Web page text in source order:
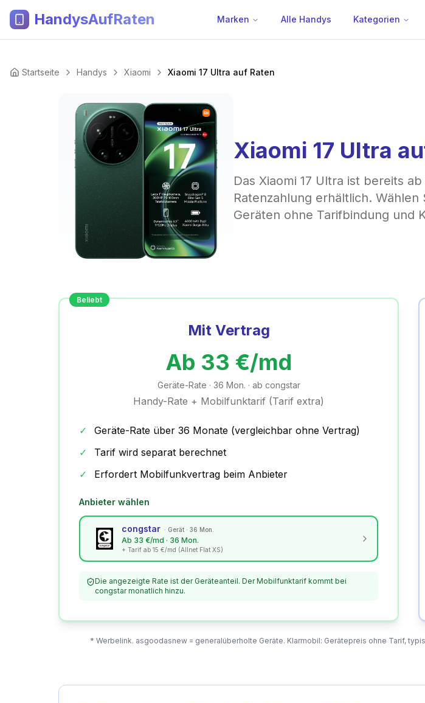
HandysAufRaten Marken Alle Handys Kategorien
Startseite Handys Xiaomi Xiaomi 17 Ultra auf Raten
Xiaomi 17 Ultra
Das Xiaomi 17 Ultra ist bereits
Ratenzahlung erhältlich.
Geräten ohne Tarifbindung und
Beliebt
Mit Vertrag
Ab 33 €/md
Geräte-Rate · 36 Mon. · ab congstar
Handy-Rate + Mobilfunktarif (Tarif extra)
✓ Geräte-Rate über 36 Monate (vergleichbar ohne Vertrag)
✓
Tarif wird separat berechnet
✓
Erfordert Mobilfunkvertrag beim Anbieter
Anbieter wählen
congstar · Gerät · 36 Mon.
Ab 33 €/md · 36 Mon.
+ Tarif ab 15 €/md (Allnet Flat XS)
Die angezeigte Rate ist der Geräteanteil. Der Mobilfunktarif kommt bei
congstar monatlich hinzu.
* Werbelink. asgoodasnew = generalüberholte Geräte. Klarmobil: Gerätepreis ohne Tarif,